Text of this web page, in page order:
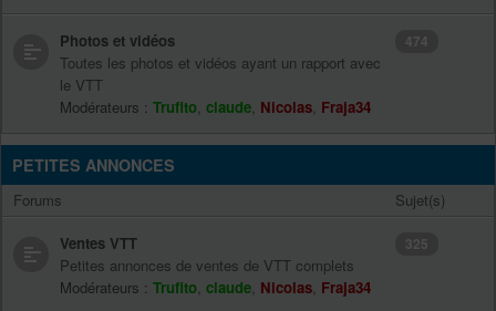
Photos et vidéos
Toutes les photos et vidéos ayant un rapport avec
le VTT
Modérateurs : Trufito, claude, Nicolas, Fraja34
474
PETITES ANNONCES
Forums Sujet(s)
Ventes VTT
Petites annonces de ventes de VTT complets
Modérateurs : Trufito, claude, Nicolas, Fraja34
325